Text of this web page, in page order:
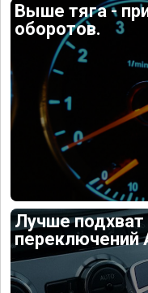
Выше тяга -
оборотов.
Лучше
переключений